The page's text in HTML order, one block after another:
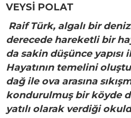
VEYSİ POLAT
Raif Türk, algalı bir
derecede hareketli bir
da sakin düşünce yapısı
Hayatının temelini
dağ ile ova arasına
kondurulmuş bir köyde
yatılı olarak verdiği